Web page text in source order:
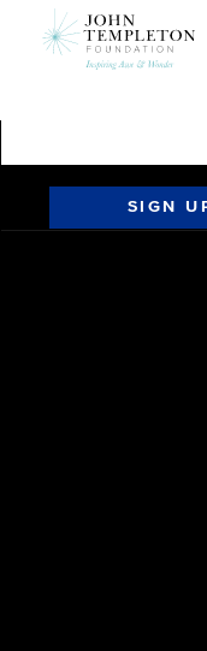
SIGN